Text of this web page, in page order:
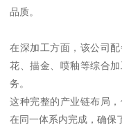
品质。
在深加工方面，该公司
花、描金、喷釉等综合
务。
这种完整的产业链布局
在同一体系内完成，确保